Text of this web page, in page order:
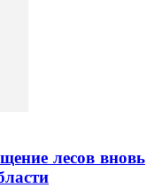
лесов вновь